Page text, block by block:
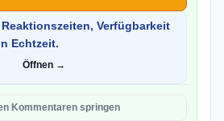
Reaktionszeiten, Verfügbarkeit
Echtzeit.
Öffnen →
Kommentaren springen